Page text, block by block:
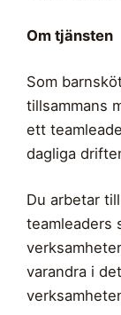
Om tjänsten
Som
tillsammans
ett
dagliga
Du arbetar
teamleaders
varandra i